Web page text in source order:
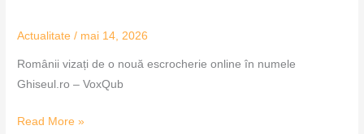
Actualitate / mai 14, 2026
Românii vizați de o nouă escrocherie online în numele
Ghiseul.ro – VoxQub
Read More »